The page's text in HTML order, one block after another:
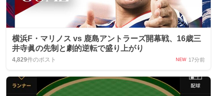
横浜F・マリノス vs 鹿島アントラーズ開幕戦、16歳三
井寺眞の先制と劇的逆転で盛り上がり
4,829件のポスト NEW 17分前